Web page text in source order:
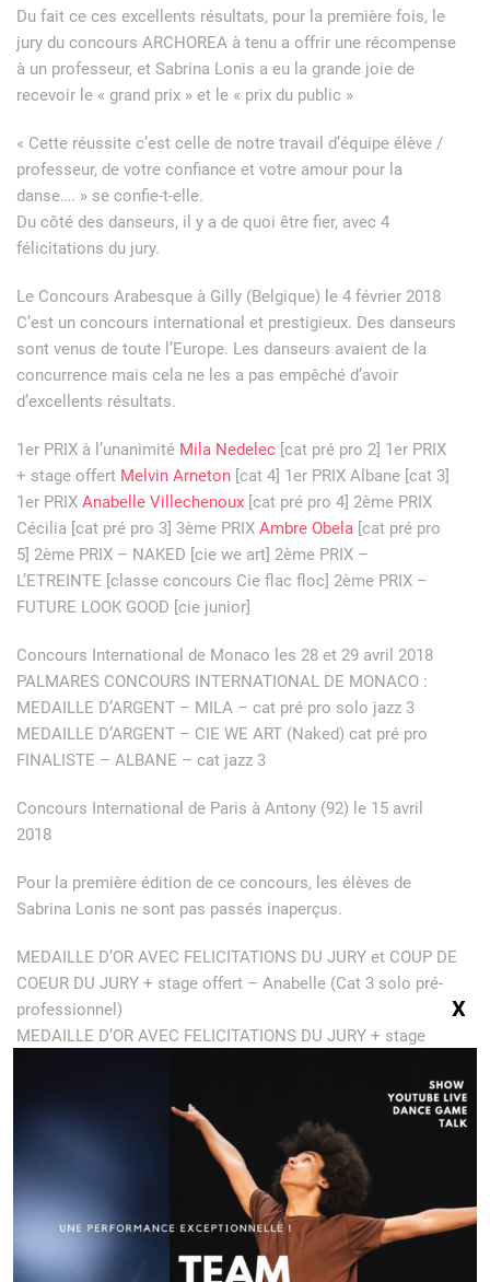
Du fait ce ces excellents résultats, pour la première fois, le
jury du concours ARCHOREA à tenu a offrir une récompense
à un professeur, et Sabrina Lonis a eu la grande joie de
recevoir le « grand prix » et le « prix du public »
« Cette réussite c’est celle de notre travail d’équipe élève /
professeur, de votre confiance et votre amour pour la
danse…. » se confie-t-elle.
Du côté des danseurs, il y a de quoi être fier, avec 4
félicitations du jury.
Le Concours Arabesque à Gilly (Belgique) le 4 février 2018
C’est un concours international et prestigieux. Des danseurs
sont venus de toute l’Europe. Les danseurs avaient de la
concurrence mais cela ne les a pas empêché d’avoir
d’excellents résultats.
1er PRIX à l’unanimité Mila Nedelec [cat pré pro 2] 1er PRIX
+ stage offert Melvin Arneton [cat 4] 1er PRIX Albane [cat 3]
1er PRIX Anabelle Villechenoux [cat pré pro 4] 2ème PRIX
Cécilia [cat pré pro 3] 3ème PRIX Ambre Obela [cat pré pro
5] 2ème PRIX – NAKED [cie we art] 2ème PRIX –
L’ETREINTE [classe concours Cie flac floc] 2ème PRIX –
FUTURE LOOK GOOD [cie junior]
Concours International de Monaco les 28 et 29 avril 2018
PALMARES CONCOURS INTERNATIONAL DE MONACO :
MEDAILLE D’ARGENT – MILA – cat pré pro solo jazz 3
MEDAILLE D’ARGENT – CIE WE ART (Naked) cat pré pro
FINALISTE – ALBANE – cat jazz 3
Concours International de Paris à Antony (92) le 15 avril
2018
Pour la première édition de ce concours, les élèves de
Sabrina Lonis ne sont pas passés inaperçus.
MEDAILLE D’OR AVEC FELICITATIONS DU JURY et COUP DE
COEUR DU JURY + stage offert – Anabelle (Cat 3 solo pré-
professionnel)
MEDAILLE D’OR AVEC FELICITATIONS DU JURY + stage
MEDAILLE D’OR AVEC FELICITATIONS DU JURY + stage
offert Mila (Cat 1 solo pré-professionnel)
MEDAILLE D’OR A L’UNANIMITÉ et COUP DE COEUR DU
JURY + stage offert Clémence (cat improvisation +14ans)
MEDAILLE D’OR A L’UNANIMITÉ Anabelle (cat improvisation
+14ans)
MEDAILLE D’OR A L’UNANIMITÉ – Deb2 avec « District »
(Cat 1 groupe pré-professionnel)
X